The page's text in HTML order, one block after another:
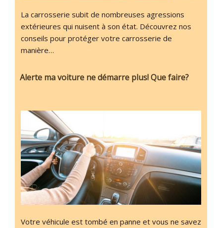
La carrosserie subit de nombreuses agressions
extérieures qui nuisent à son état. Découvrez nos
conseils pour protéger votre carrosserie de
manière…
Alerte ma voiture ne démarre plus! Que faire?
Votre véhicule est tombé en panne et vous ne savez